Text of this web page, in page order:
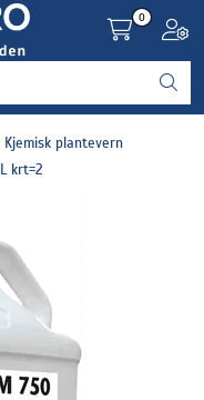
0
Kjemisk plantevern
krt=2